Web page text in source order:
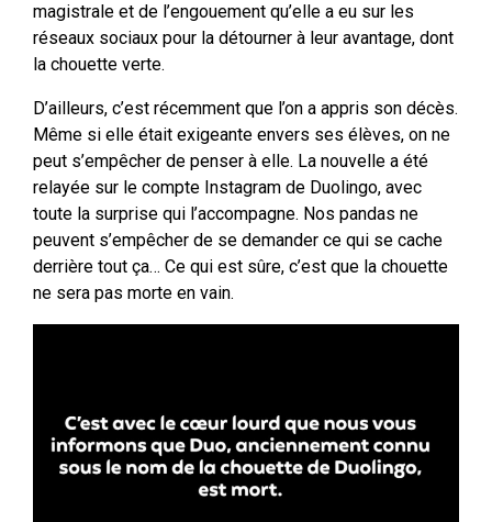
magistrale et de l’engouement qu’elle a eu sur les
réseaux sociaux pour la détourner à leur avantage, dont
la chouette verte.
D’ailleurs, c’est récemment que l’on a appris son décès.
Même si elle était exigeante envers ses élèves, on ne
peut s’empêcher de penser à elle. La nouvelle a été
relayée sur le compte Instagram de Duolingo, avec
toute la surprise qui l’accompagne. Nos pandas ne
peuvent s’empêcher de se demander ce qui se cache
derrière tout ça… Ce qui est sûre, c’est que la chouette
ne sera pas morte en vain.